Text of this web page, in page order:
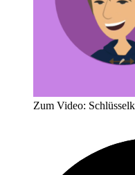
Zum Video: